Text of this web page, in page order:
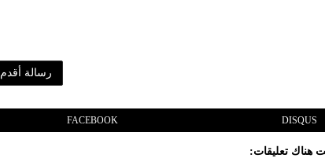
رسالة أقدم
DISQUS
FACEBOOK
هناك تعليقات: